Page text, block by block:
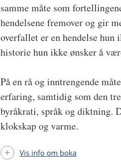
samme måte som
hendelsene fremover og gir
overfallet er en hendelse
historie hun ikke ønsker å
På en rå og inntrengende
erfaring, samtidig som den
byråkrati, språk og diktning.
klokskap og varme.
Vis info om boka